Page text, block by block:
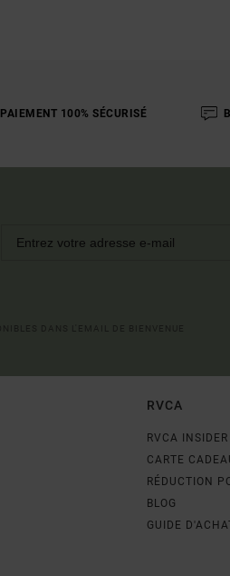
PAIEMENT 100% SÉCURISÉ
RVCA
RVCA INSIDER
CARTE
RÉDUCTION
BLOG
GUIDE